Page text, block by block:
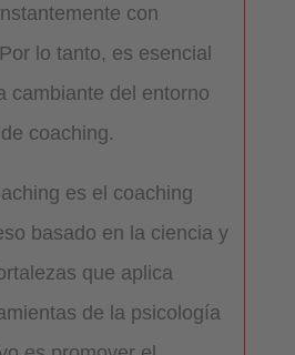
con
lo tanto, es esencial
cambiante del entorno
coaching.
es el coaching
basado en la ciencia y
que aplica
de la psicología